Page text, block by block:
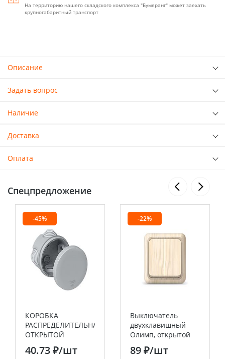
На территорию нашего складского комплекса "Бумеранг" может заехать
крупногабаритный транспорт
Описание
Задать вопрос
Наличие
Доставка
Оплата
Спецпредложение
-45%
КОРОБКА
РАСПРЕДЕЛИТЕЛЬНАЯ
ОТКРЫТОЙ
УСТАНОВКИ 65X40
Systeme Electric
40.73 ₽/шт
-22%
Выключатель
двухклавишный
Олимп, открытой
установки, 10А,
220В, сосна
89 ₽/шт